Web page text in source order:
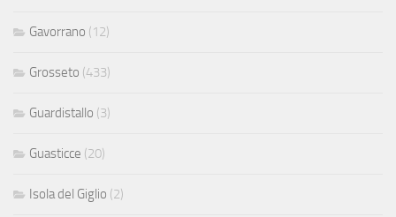
Gavorrano (12)
Grosseto (433)
Guardistallo (3)
Guasticce (20)
Isola del Giglio (2)